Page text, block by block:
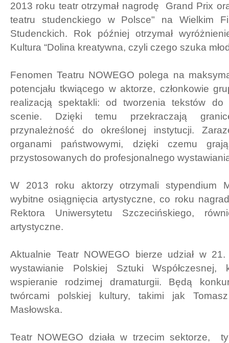
2013 roku teatr otrzymał nagrodę Grand Prix
teatru studenckiego w Polsce" na Wielkim
Studenckich. Rok później otrzymał
Kultura “Dolina kreatywna, czyli czego szuka
Fenomen Teatru NOWEGO polega na
potencjału tkwiącego w aktorze, członkowie
realizacją spektakli: od tworzenia tekstów
scenie. Dzięki temu przekraczają
przynależność do określonej instytucji.
organami państwowymi, dzięki czemu
przystosowanych do profesjonalnego
W 2013 roku aktorzy otrzymali stypendium
wybitne osiągnięcia artystyczne, co roku
Rektora Uniwersytetu Szczecińskiego,
artystyczne.
Aktualnie Teatr NOWEGO bierze udział w
wystawianie Polskiej Sztuki
wspieranie rodzimej dramaturgii. Będą
twórcami polskiej kultury, takimi jak
Masłowska.
Teatr NOWEGO działa w trzecim sektorze,